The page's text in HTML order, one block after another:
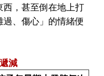
，甚至倒在地上打
、傷心」的情緒便
減